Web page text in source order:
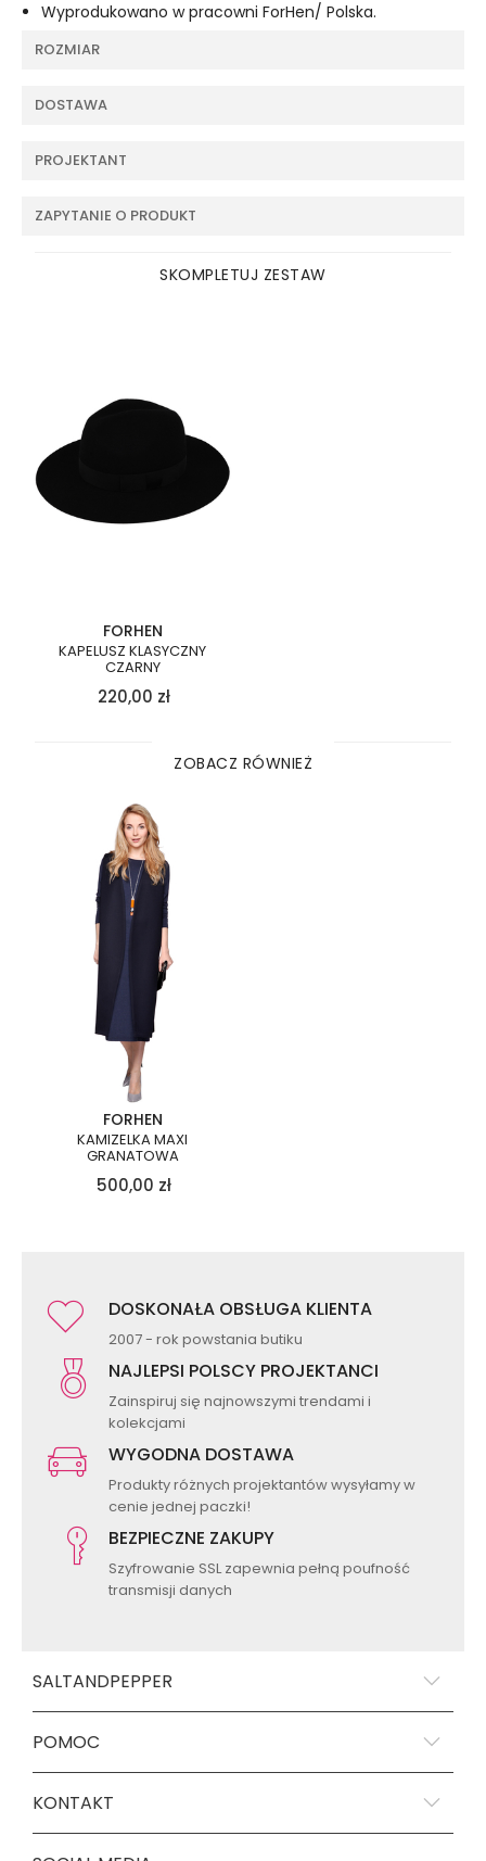
Wyprodukowano w pracowni ForHen/ Polska.
ROZMIAR
DOSTAWA
PROJEKTANT
ZAPYTANIE O PRODUKT
SKOMPLETUJ ZESTAW
FORHEN
KAPELUSZ KLASYCZNY
CZARNY
220,00 zł
ZOBACZ RÓWNIEŻ
FORHEN
KAMIZELKA MAXI
GRANATOWA
500,00 zł
DOSKONAŁA OBSŁUGA KLIENTA
2007 - rok powstania butiku
NAJLEPSI POLSCY PROJEKTANCI
Zainspiruj się najnowszymi trendami i
kolekcjami
WYGODNA DOSTAWA
Produkty różnych projektantów wysyłamy w
cenie jednej paczki!
BEZPIECZNE ZAKUPY
Szyfrowanie SSL zapewnia pełną poufność
transmisji danych
SALTANDPEPPER
POMOC
KONTAKT